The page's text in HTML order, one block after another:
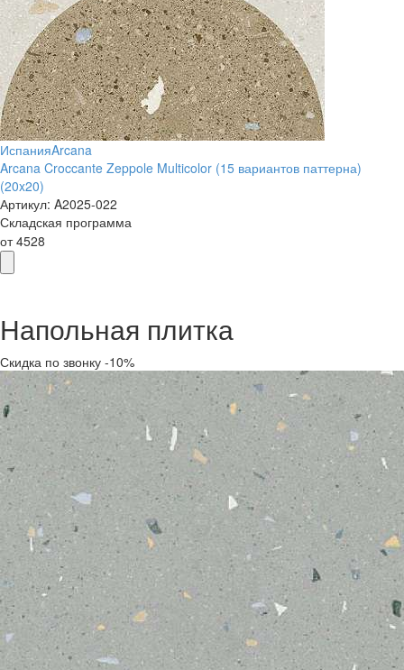
ИспанияArcana
Arcana Croccante Zeppole Multicolor (15 вариантов паттерна)
(20x20)
Артикул: A2025-022
Складская программа
от4528
Напольная плитка
Скидка по звонку -10%